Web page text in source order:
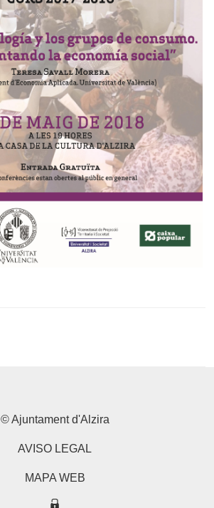
© Ajuntament d'Alzira
AVISO LEGAL
MAPA WEB